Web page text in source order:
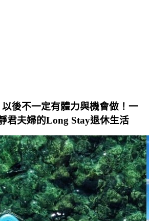
後不一定有體力與機會做！一
君夫婦的Long Stay退休生活